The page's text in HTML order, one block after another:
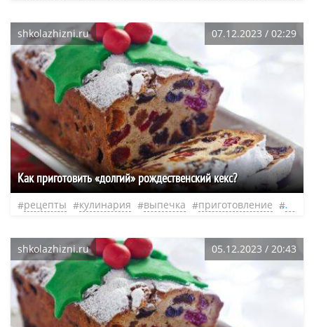
shkolazhizni.ru 07.12.2023 / 02:29
Как приготовить «долгий» рождественский кекс?
рецепты кулинария выпечка приготовление кекс
shkolazhizni.ru 05.12.2023 / 20:43